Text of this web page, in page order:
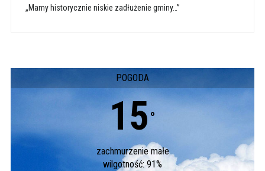
„Mamy historycznie niskie zadłużenie gminy…”
POGODA
15 °
zachmurzenie małe
wilgotność: 91%